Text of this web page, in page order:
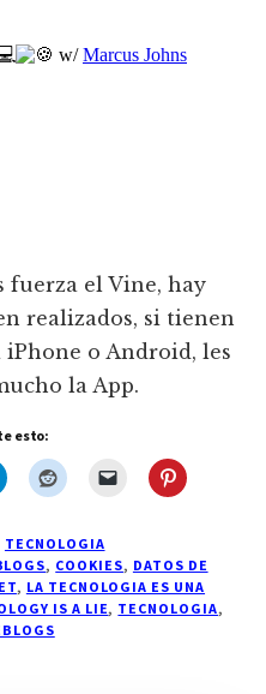
fuerza el Vine, hay
realizados, si tienen
o Android, les
la App.
esto:
TECNOLOGIA
, COOKIES, DATOS DE
, LA TECNOLOGIA ES UNA
IS A LIE, TECNOLOGIA,